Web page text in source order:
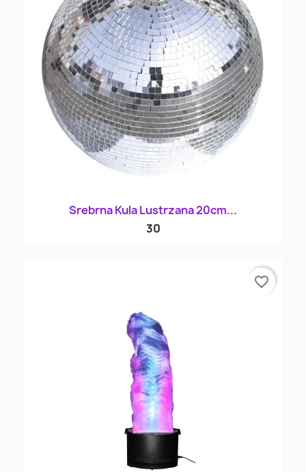
Srebrna Kula Lustrzana 20cm...
30
favorite_border